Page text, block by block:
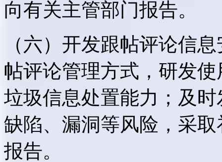
向有关主管部门报告。
（六）开发跟帖评论信
帖评论管理方式，研发
垃圾信息处置能力；及
缺陷、漏洞等风险，采
报告。